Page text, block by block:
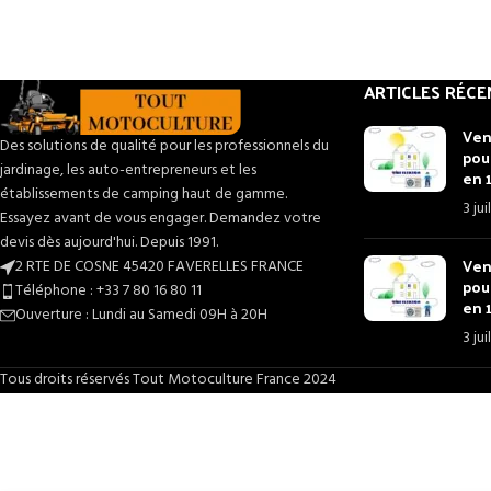
LES “PLUS” DU PRODUIT
Autonomie au refoulement Maximum : 1H30
Hauteur maximale d’aspiration : jusqu’à 8 m
Hauteur totale de refoulement : 50 m
Livrée avec raccords d’un diamètre de 50 mm
(Type BF compatible avec Raccord Type BSPP)
Livrée avec crépine et colliers
Pompe légères et Haute Pression
GARANTIE CONSTRUCTEUR : PIÈCES ET MAIN
D’OEUVRE – 1 ANS POUR LES PROFESSIONNELS – 2
Des solutions de qualité pour les professionnels du
jardinage, les auto-entrepreneurs et les
établissements de camping haut de gamme.
Essayez avant de vous engager. Demandez votre
devis dès aujourd'hui. Depuis 1991.
2 RTE DE COSNE 45420 FAVERELLES FRANCE
Téléphone : +33 7 80 16 80 11
Ouverture : Lundi au Samedi 09H à 20H
ARTICLES
en
3
en
3
Tous droits réservés Tout Motoculture France 2024